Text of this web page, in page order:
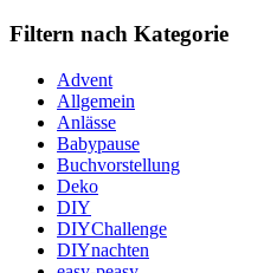
Filtern nach Kategorie
Advent
Allgemein
Anlässe
Babypause
Buchvorstellung
Deko
DIY
DIYChallenge
DIYnachten